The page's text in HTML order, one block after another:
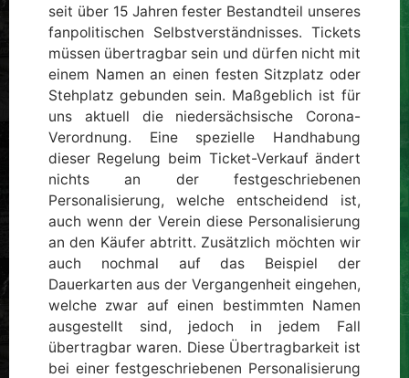
seit über 15 Jahren fester Bestandteil unseres
fanpolitischen Selbstverständnisses. Tickets
müssen übertragbar sein und dürfen nicht mit
einem Namen an einen festen Sitzplatz oder
Stehplatz gebunden sein. Maßgeblich ist für
uns aktuell die niedersächsische Corona-
Verordnung. Eine spezielle Handhabung
dieser Regelung beim Ticket-Verkauf ändert
nichts an der festgeschriebenen
Personalisierung, welche entscheidend ist,
auch wenn der Verein diese Personalisierung
an den Käufer abtritt. Zusätzlich möchten wir
auch nochmal auf das Beispiel der
Dauerkarten aus der Vergangenheit eingehen,
welche zwar auf einen bestimmten Namen
ausgestellt sind, jedoch in jedem Fall
übertragbar waren. Diese Übertragbarkeit ist
bei einer festgeschriebenen Personalisierung